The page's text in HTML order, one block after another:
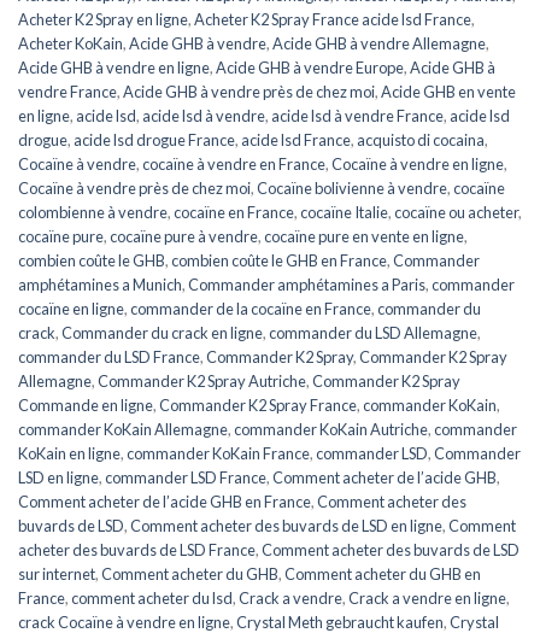
Acheter K2 Spray en ligne,Acheter K2 Spray France acide lsd France,
Acheter KoKain,Acide GHB à vendre,Acide GHB à vendre Allemagne,
Acide GHB à vendre en ligne,Acide GHB à vendre Europe,Acide GHB à
vendre France,Acide GHB à vendre près de chez moi,Acide GHB en vente
en ligne, acide lsd, acide lsd à vendre, acide lsd à vendre France, acide lsd
drogue, acide lsd drogue France, acide lsd France, acquisto di cocaina,
Cocaïne à vendre,cocaïne à vendre en France,Cocaïne à vendre en ligne,
Cocaïne à vendre près de chez moi,Cocaïne bolivienne à vendre,cocaïne
colombienne à vendre,cocaïne en France,cocaïne Italie,cocaïne ou acheter,
cocaïne pure,cocaïne pure à vendre,cocaïne pure en vente en ligne,
combien coûte le GHB,combien coûte le GHB en France,Commander
amphétamines a Munich,Commander amphétamines a Paris,commander
cocaïne en ligne,commander de la cocaïne en France,commander du
crack,Commander du crack en ligne,commander du LSD Allemagne,
commander du LSD France,Commander K2 Spray,Commander K2 Spray
Allemagne,Commander K2 Spray Autriche,Commander K2 Spray
Commande en ligne,Commander K2 Spray France,commander KoKain,
commander KoKain Allemagne,commander KoKain Autriche,commander
KoKain en ligne,commander KoKain France,commander LSD,Commander
LSD en ligne,commander LSD France,Comment acheter de l’acide GHB,
Comment acheter de l’acide GHB en France,Comment acheter des
buvards de LSD,Comment acheter des buvards de LSD en ligne,Comment
acheter des buvards de LSD France,Comment acheter des buvards de LSD
sur internet,Comment acheter du GHB,Comment acheter du GHB en
France,comment acheter du lsd,Crack a vendre,Crack a vendre en ligne,
crack Cocaïne à vendre en ligne,Crystal Meth gebraucht kaufen,Crystal